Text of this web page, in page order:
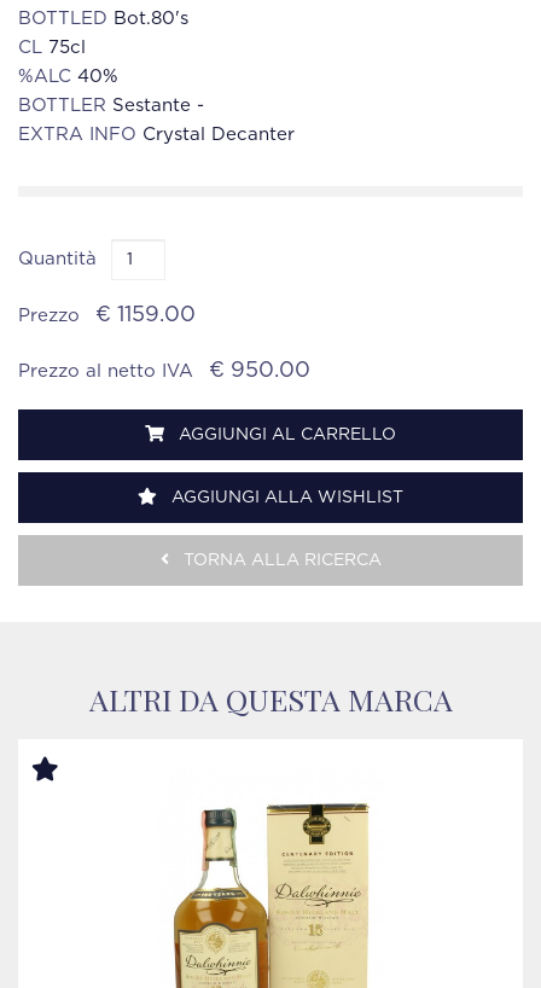
BOTTLED Bot.80's
CL 75cl
%ALC 40%
BOTTLER Sestante -
EXTRA INFO Crystal Decanter
Quantità
Prezzo € 1159.00
Prezzo al netto IVA € 950.00
AGGIUNGI AL CARRELLO
AGGIUNGI ALLA WISHLIST
TORNA ALLA RICERCA
ALTRI DA QUESTA MARCA